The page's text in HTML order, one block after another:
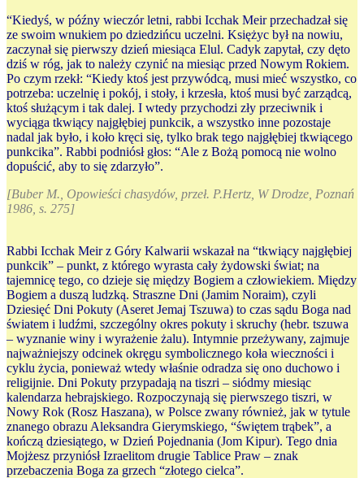
“Kiedyś, w późny wieczór letni, rabbi Icchak Meir przechadzał się
ze swoim wnukiem po dziedzińcu uczelni. Księżyc był na nowiu,
zaczynał się pierwszy dzień miesiąca Elul. Cadyk zapytał, czy dęto
dziś w róg, jak to należy czynić na miesiąc przed Nowym Rokiem.
Po czym rzekł: “Kiedy ktoś jest przywódcą, musi mieć wszystko, co
potrzeba: uczelnię i pokój, i stoły, i krzesła, ktoś musi być zarządcą,
ktoś służącym i tak dalej. I wtedy przychodzi zły przeciwnik i
wyciąga tkwiący najgłębiej punkcik, a wszystko inne pozostaje
nadal jak było, i koło kręci się, tylko brak tego najgłębiej tkwiącego
punkcika”. Rabbi podniósł głos: “Ale z Bożą pomocą nie wolno
dopuścić, aby to się zdarzyło”.
[Buber M., Opowieści chasydów, przeł. P.Hertz, W Drodze, Poznań
1986, s. 275]
Rabbi Icchak Meir z Góry Kalwarii wskazał na “tkwiący najgłębiej
punkcik” – punkt, z którego wyrasta cały żydowski świat; na
tajemnicę tego, co dzieje się między Bogiem a człowiekiem. Między
Bogiem a duszą ludzką. Straszne Dni (Jamim Noraim), czyli
Dziesięć Dni Pokuty (Aseret Jemaj Tszuwa) to czas sądu Boga nad
światem i ludźmi, szczególny okres pokuty i skruchy (hebr. tszuwa
– wyznanie winy i wyrażenie żalu). Intymnie przeżywany, zajmuje
najważniejszy odcinek okręgu symbolicznego koła wieczności i
cyklu życia, ponieważ wtedy właśnie odradza się ono duchowo i
religijnie. Dni Pokuty przypadają na tiszri – siódmy miesiąc
kalendarza hebrajskiego. Rozpoczynają się pierwszego tiszri, w
Nowy Rok (Rosz Haszana), w Polsce zwany również, jak w tytule
znanego obrazu Aleksandra Gierymskiego, “świętem trąbek”, a
kończą dziesiątego, w Dzień Pojednania (Jom Kipur). Tego dnia
Mojżesz przyniósł Izraelitom drugie Tablice Praw – znak
przebaczenia Boga za grzech “złotego cielca”.